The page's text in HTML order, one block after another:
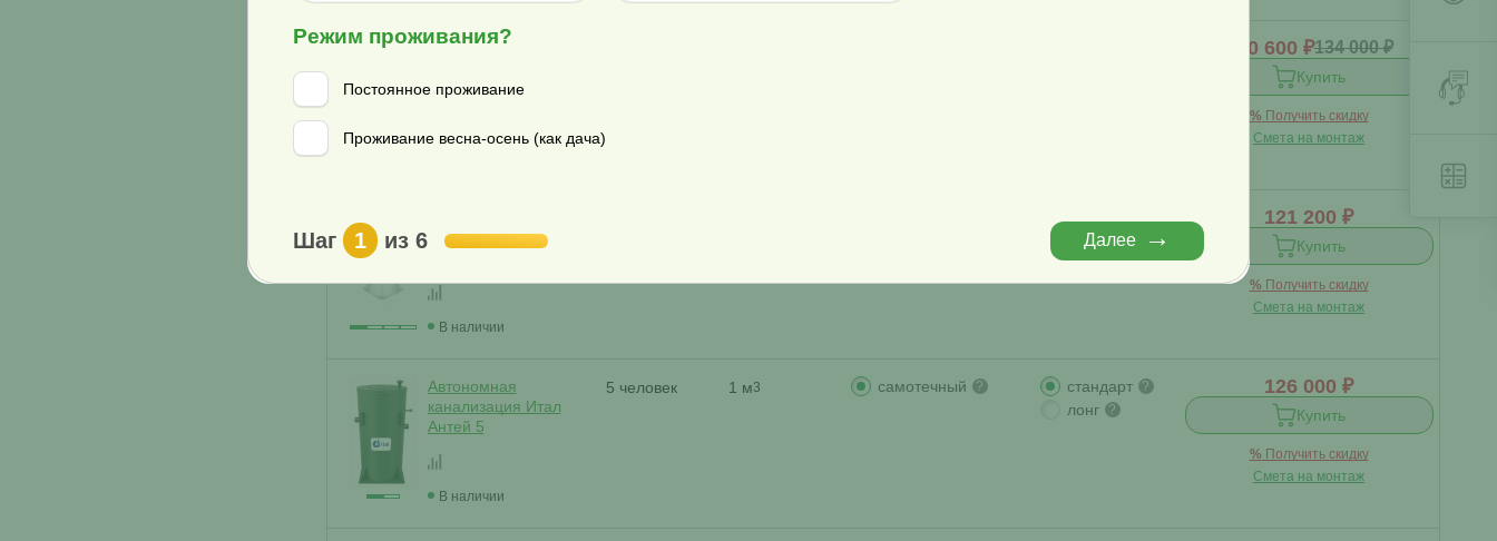
Автономная
4
120 600 ₽134 000 ₽
Купить
% Получить скидку
Смета на монтаж
канализация Заубер
В наличии
121 200 ₽
Купить
% Получить скидку
Смета на монтаж
Автономная
канализация Итал
Антей 5
В наличии
5 человек 1 м3 самотечный ? стандарт ?
лонг ?
126 000 ₽
Купить
% Получить скидку
Смета на монтаж
Режим проживания?
Постоянное проживание
Проживание весна-осень (как дача)
Шаг 1 из 6 Далее